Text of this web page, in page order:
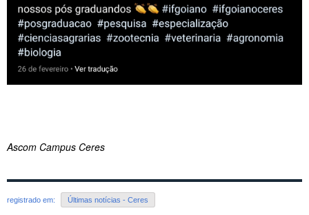
Ascom Campus Ceres
registrado em: Últimas notícias - Ceres